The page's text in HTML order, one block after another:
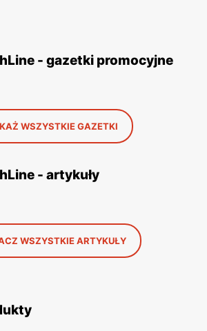
- gazetki promocyjne
WSZYSTKIE GAZETKI
- artykuły
WSZYSTKIE ARTYKUŁY